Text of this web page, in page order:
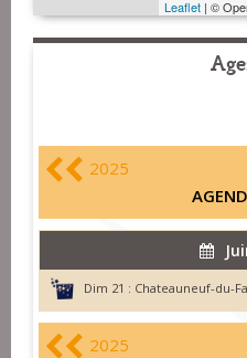
Leaflet | ©
2025
Dim 21 : Chateauneuf-du-
2025